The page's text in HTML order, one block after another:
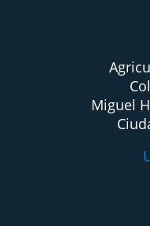
Miguel